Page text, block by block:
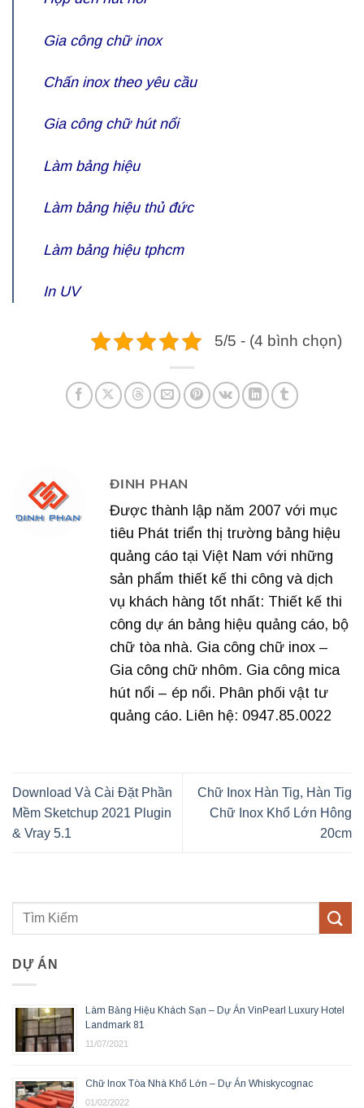
Gia công chữ inox
Chấn inox theo yêu cầu
Gia công chữ hút nổi
Làm bảng hiệu
Làm bảng hiệu thủ đức
Làm bảng hiệu tphcm
In UV
5/5 - (4 bình chọn)
ĐINH PHAN
Được thành lập năm 2007 với mục
tiêu Phát triển thị trường bảng hiệu
quảng cáo tại Việt Nam với những
sản phẩm thiết kế thi công và dịch
vụ khách hàng tốt nhất: Thiết kế thi
công dự án bảng hiệu quảng cáo, bộ
chữ tòa nhà. Gia công chữ inox –
Gia công chữ nhôm. Gia công mica
hút nổi – ép nổi. Phân phối vật tư
quảng cáo. Liên hệ: 0947.85.0022
Download Và Cài Đặt Phần
Mềm Sketchup 2021 Plugin
& Vray 5.1
Chữ Inox Hàn Tig, Hàn Tig
Chữ Inox Khổ Lớn Hông
20cm
DỰ ÁN
Làm Bảng Hiệu Khách Sạn – Dự Án VinPearl Luxury Hotel
Landmark 81
11/07/2021
Chữ Inox Tòa Nhà Khổ Lớn – Dự Án Whiskycognac
01/02/2022